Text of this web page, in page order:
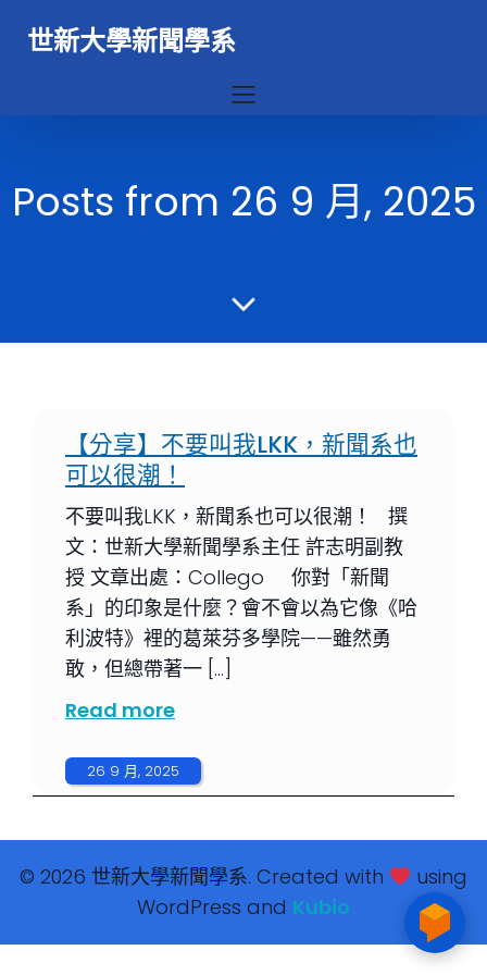
世新大學新聞學系
Posts from 26 9 月, 2025
【分享】不要叫我LKK，新聞系也
可以很潮！
不要叫我LKK，新聞系也可以很潮！ 撰
文：世新大學新聞學系主任 許志明副教
授 文章出處：Collego 你對「新聞
系」的印象是什麼？會不會以為它像《哈
利波特》裡的葛萊芬多學院——雖然勇
敢，但總帶著一 […]
Read more
26 9 月, 2025
© 2026 世新大學新聞學系. Created with
using
WordPress and Kubio